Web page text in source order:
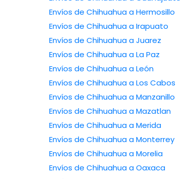
Envíos de Chihuahua a Hermosillo
Envíos de Chihuahua a Irapuato
Envíos de Chihuahua a Juarez
Envíos de Chihuahua a La Paz
Envíos de Chihuahua a León
Envíos de Chihuahua a Los Cabos
Envíos de Chihuahua a Manzanillo
Envíos de Chihuahua a Mazatlan
Envíos de Chihuahua a Merida
Envíos de Chihuahua a Monterrey
Envíos de Chihuahua a Morelia
Envíos de Chihuahua a Oaxaca